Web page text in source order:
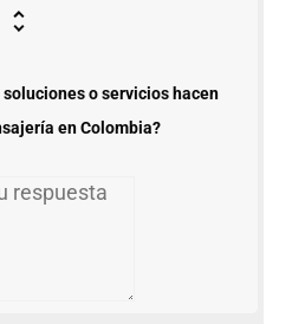
o servicios hacen
en Colombia?